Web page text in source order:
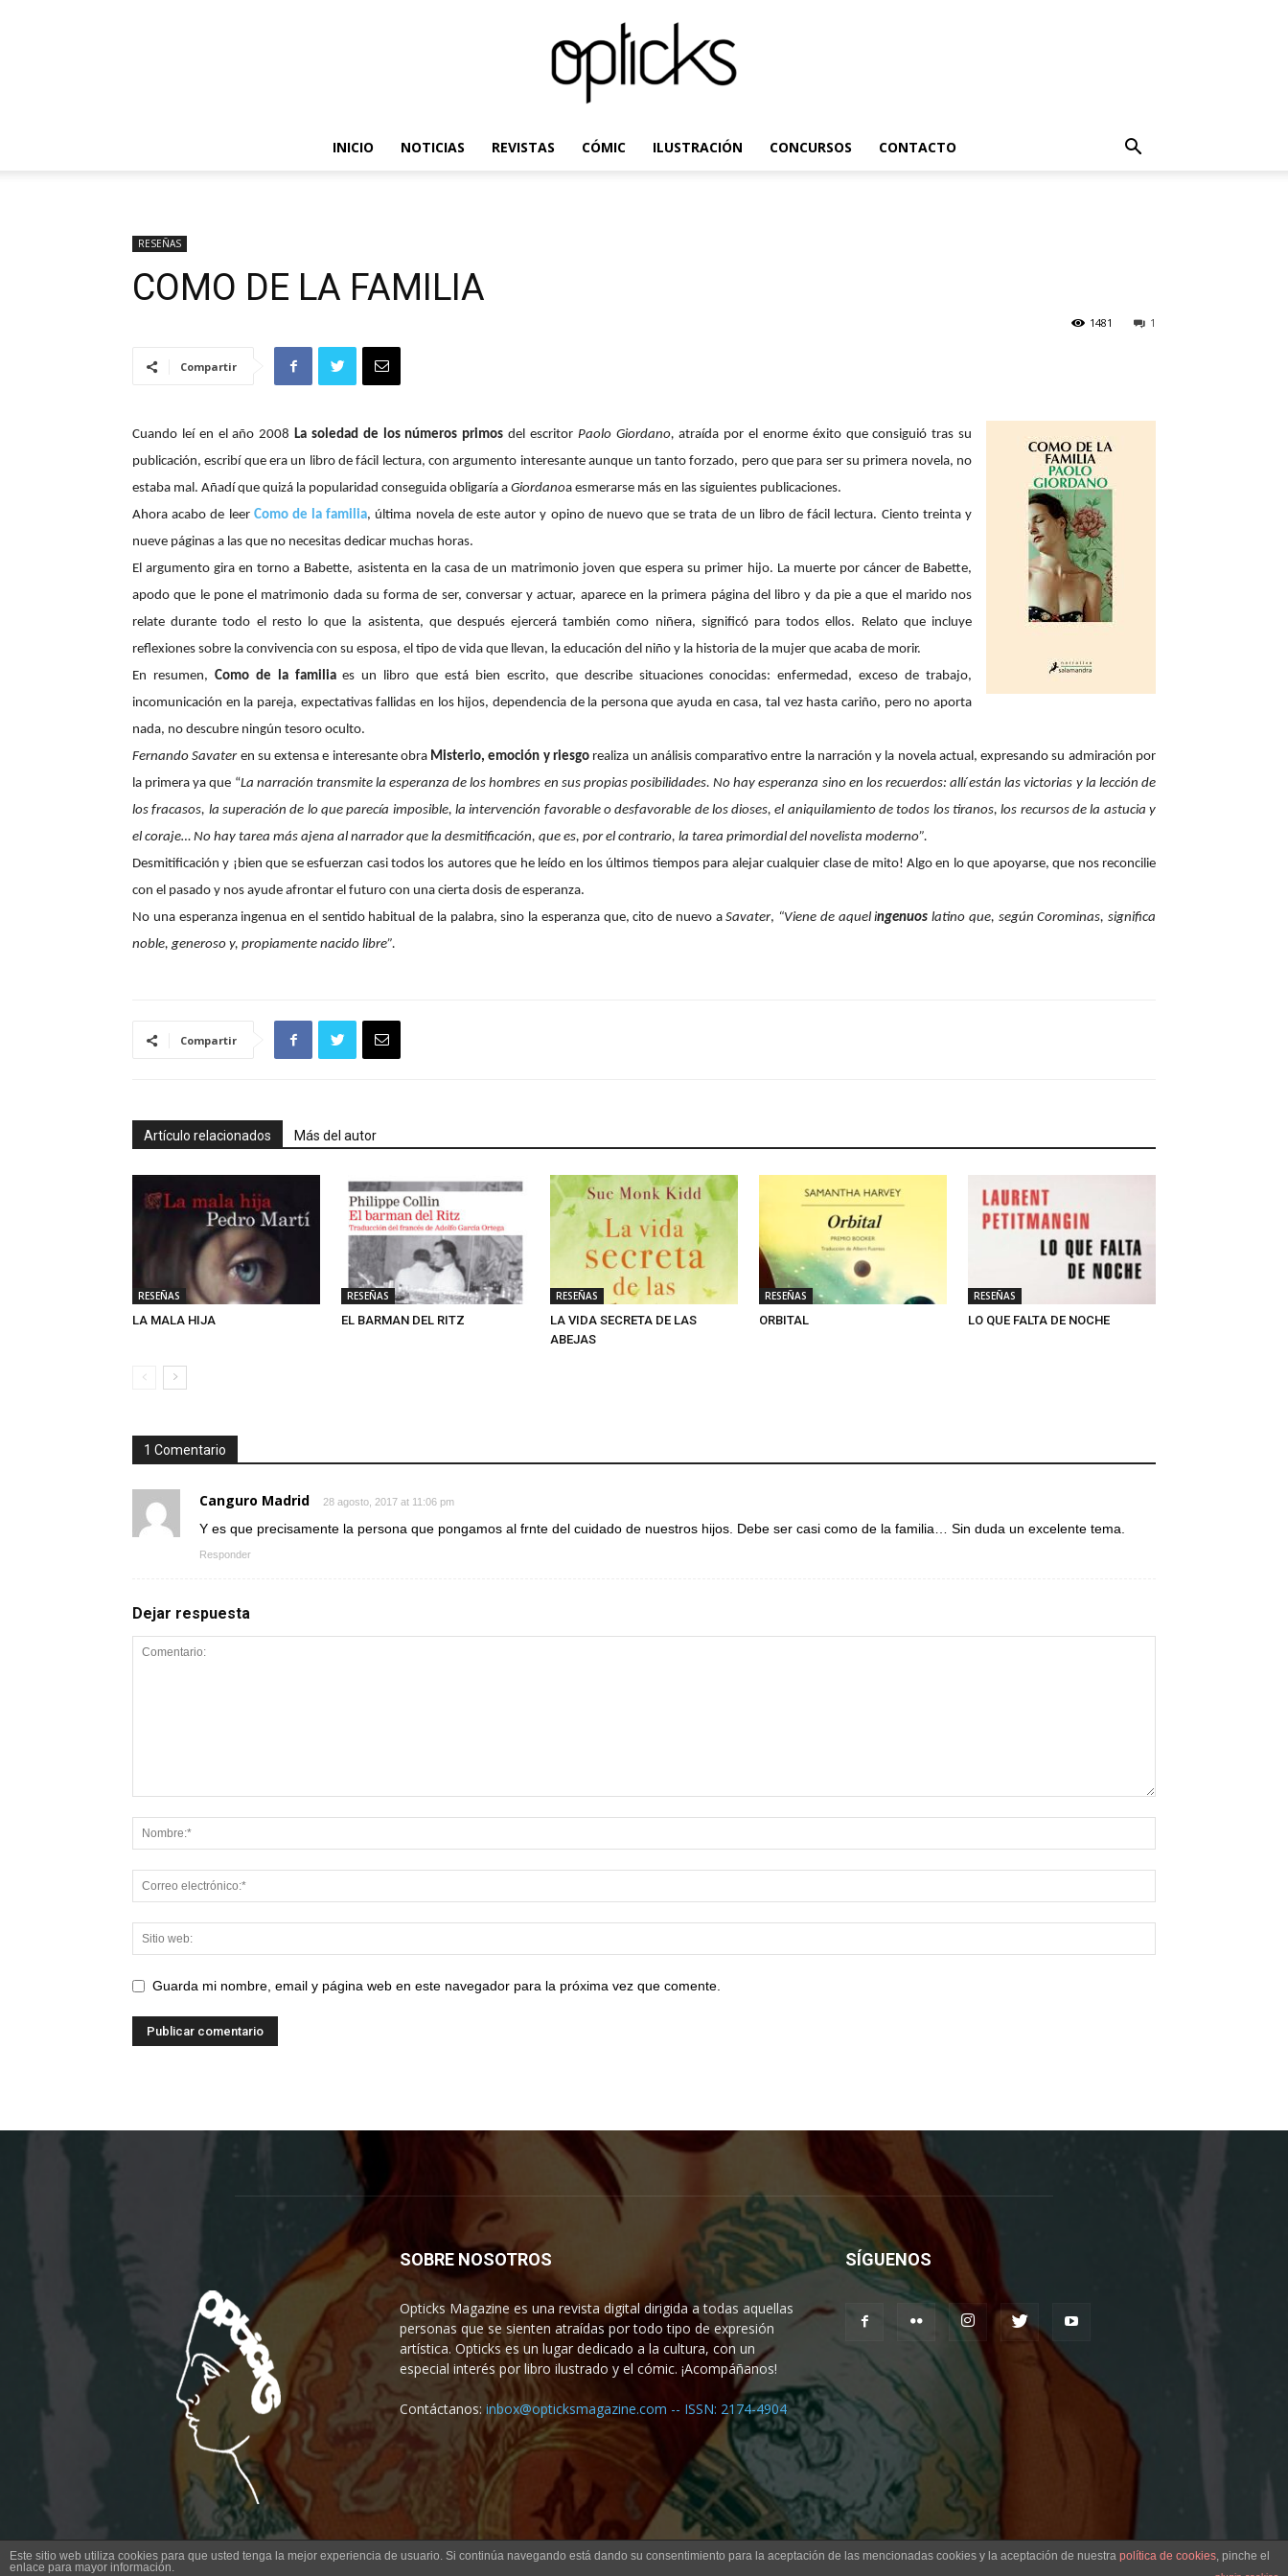
INICIO NOTICIAS REVISTAS CÓMIC ILUSTRACIÓN CONCURSOS CONTACTO
RESEÑAS
COMO DE LA FAMILIA
1
1481
Compartir
Cuando leí en el año 2008 La soledad de los números primos del escritor Paolo Giordano,atraída por el enorme éxito que consiguió tras su
publicación, escribí que era un libro de fácil lectura, con argumento interesante aunque un tanto forzado, pero que para ser su primera novela, no
estaba mal. Añadí que quizá la popularidad conseguida obligaría a Giordanoa esmerarse más en las siguientes publicaciones.
Ahora acabo de leer Como de la familia, última novela de este autor y opino de nuevo que se trata de un libro de fácil lectura. Ciento treinta y
nueve páginas a las que no necesitas dedicar muchas horas.
El argumento gira en torno a Babette, asistenta en la casa de un matrimonio joven que espera su primer hijo. La muerte por cáncer de Babette,
apodo que le pone el matrimonio dada su forma de ser, conversar y actuar, aparece en la primera página del libro y da pie a que el marido nos
relate durante todo el resto lo que la asistenta, que después ejercerá también como niñera, significó para todos ellos. Relato que incluye
reflexiones sobre la convivencia con su esposa, el tipo de vida que llevan, la educación del niño y la historia de la mujer que acaba de morir.
En resumen, Como de la familiaes un libro que está bien escrito, que describe situaciones conocidas: enfermedad, exceso de trabajo,
incomunicación en la pareja, expectativas fallidas en los hijos, dependencia de la persona que ayuda en casa, tal vez hasta cariño, pero no aporta
nada, no descubre ningún tesoro oculto.
Fernando Savater en su extensa e interesante obra Misterio, emoción y riesgo realiza un análisis comparativo entre la narración y la novela actual, expresando su admiración por
la primera ya que “La narración transmite la esperanza de los hombres en sus propias posibilidades. No hay esperanza sino en los recuerdos: allí están las victorias y la lección de
los fracasos, la superación de lo que parecía imposible, la intervención favorable o desfavorable de los dioses, el aniquilamiento de todos los tiranos, los recursos de la astucia y
el coraje… No hay tarea más ajena al narrador que la desmitificación, que es, por el contrario, la tarea primordial del novelista moderno”.
Desmitificación y ¡bien que se esfuerzan casi todos los autores que he leído en los últimos tiempos para alejar cualquier clase de mito! Algo en lo que apoyarse, que nos reconcilie
con el pasado y nos ayude afrontar el futuro con una cierta dosis de esperanza.
No una esperanza ingenua en el sentido habitual de la palabra, sino la esperanza que, cito de nuevo aSavater, “Viene de aquel ingenuos latino que, según Corominas, significa
noble, generoso y, propiamente nacido libre”.
Compartir
Artículo relacionados Más del autor
RESEÑAS
LA MALA HIJA
RESEÑAS
EL BARMAN DEL RITZ
RESEÑAS
LA VIDA SECRETA DE LAS
ABEJAS
RESEÑAS
ORBITAL
RESEÑAS
LO QUE FALTA DE NOCHE
1 Comentario
Canguro Madrid 28 agosto, 2017 at 11:06 pm
Y es que precisamente la persona que pongamos al frnte del cuidado de nuestros hijos. Debe ser casi como de la familia… Sin duda un excelente tema.
Responder
Dejar respuesta
Guarda mi nombre, email y página web en este navegador para la próxima vez que comente.
SOBRE NOSOTROS
Opticks Magazine es una revista digital dirigida a todas aquellas
personas que se sienten atraídas por todo tipo de expresión
artística. Opticks es un lugar dedicado a la cultura, con un
especial interés por libro ilustrado y el cómic. ¡Acompáñanos!
Contáctanos:inbox@opticksmagazine.com -- ISSN: 2174-4904
SÍGUENOS
Este sitio web utiliza cookies para que usted tenga la mejor experiencia de usuario. Si continúa navegando está dando su consentimiento para la aceptación de las mencionadas cookies y la aceptación de nuestra política de cookies, pinche el
enlace para mayor información.